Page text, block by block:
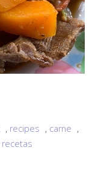
, recipes , carne ,
recetas